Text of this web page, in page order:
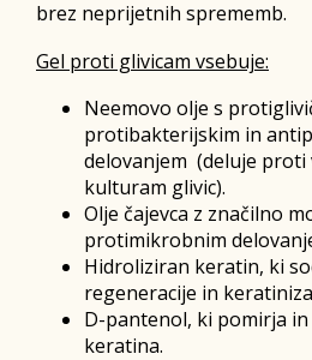
brez neprijetnih sprememb.
Gel proti glivicam vsebuje:
Neemovo olje s
protibakterijskim in
delovanjem (deluje proti
kulturam glivic).
Olje čajevca z značilno
protimikrobnim
Hidroliziran keratin, ki
regeneracije in
D-pantenol, ki pomirja
keratina.